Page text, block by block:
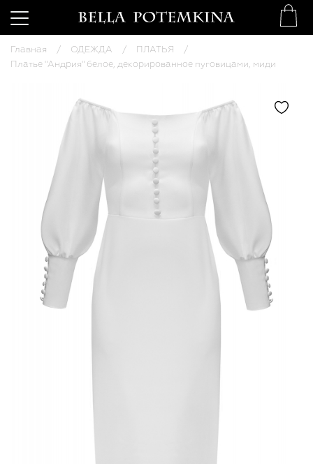
Главная ОДЕЖДА
ПЛАТЬЯ
Платье "Андрия" белое, декорированное пуговицами, миди